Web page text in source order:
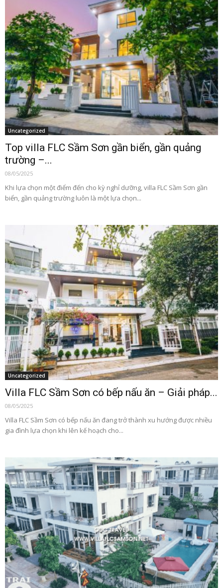
Uncategorized
Top villa FLC Sầm Sơn gần biển, gần quảng
trường –...
08/05/2025
Khi lựa chọn một điểm đến cho kỳ nghỉ dưỡng, villa FLC Sầm Sơn gần
biển, gần quảng trường luôn là một lựa chọn...
Uncategorized
Villa FLC Sầm Sơn có bếp nấu ăn – Giải pháp...
08/05/2025
Villa FLC Sầm Sơn có bếp nấu ăn đang trở thành xu hướng được nhiều
gia đình lựa chọn khi lên kế hoạch cho...